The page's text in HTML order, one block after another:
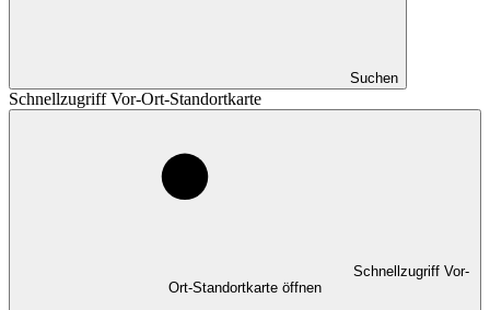
Suchen
Schnellzugriff Vor-Ort-Standortkarte
Schnellzugriff Vor-
Ort-Standortkarte öffnen